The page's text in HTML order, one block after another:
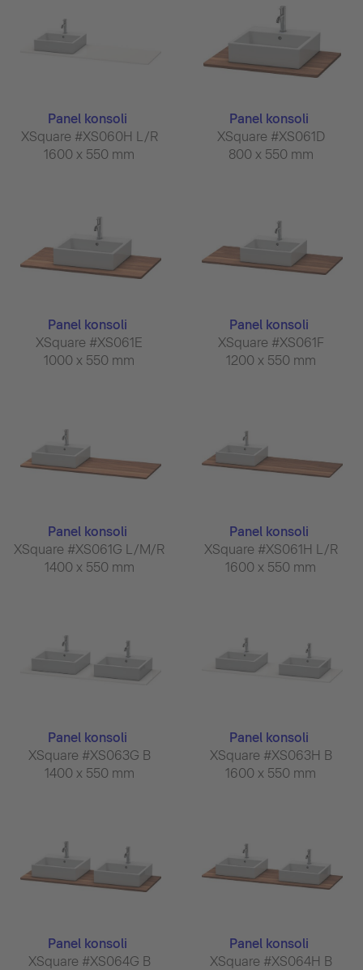
Panel konsoli
XSquare #XS060H L/R
1600 x 550 mm
Panel konsoli
XSquare #XS061D
800 x 550 mm
Panel konsoli
XSquare #XS061E
1000 x 550 mm
Panel konsoli
XSquare #XS061F
1200 x 550 mm
Panel konsoli
XSquare #XS061G L/M/R
1400 x 550 mm
Panel konsoli
XSquare #XS061H L/R
1600 x 550 mm
Panel konsoli
XSquare #XS063G B
1400 x 550 mm
Panel konsoli
XSquare #XS063H B
1600 x 550 mm
Panel konsoli
XSquare #XS064G B
Panel konsoli
XSquare #XS064H B